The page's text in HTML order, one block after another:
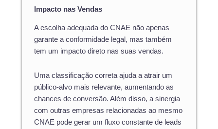
Impacto nas Vendas
A escolha adequada do CNAE não apenas
garante a conformidade legal, mas também
tem um impacto direto nas suas vendas.
Uma classificação correta ajuda a atrair um
público-alvo mais relevante, aumentando as
chances de conversão. Além disso, a sinergia
com outras empresas relacionadas ao mesmo
CNAE pode gerar um fluxo constante de leads